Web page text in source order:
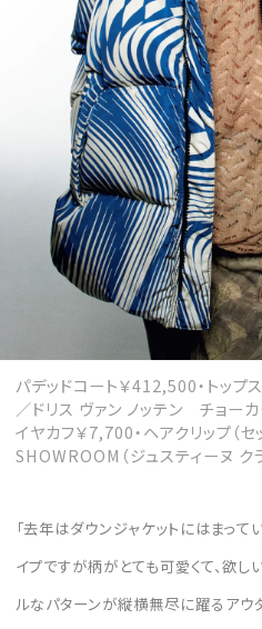
パデッドコート￥412,500・トッ
／ドリス ヴァン ノッテン チョー
イヤカフ￥7,700・ヘアクリップ（
SHOWROOM（ジュスティーヌ クラ
「去年はダウンジャケットにはまって
イプですが柄がとても可愛くて、欲し
ルなパターンが縦横無尽に躍るアウ